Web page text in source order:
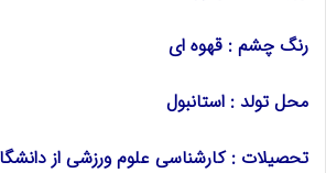
رنگ چشم : قهوه ای
محل تولد : استانبول
تحصیلات : کارشناسی علوم ورزشی از